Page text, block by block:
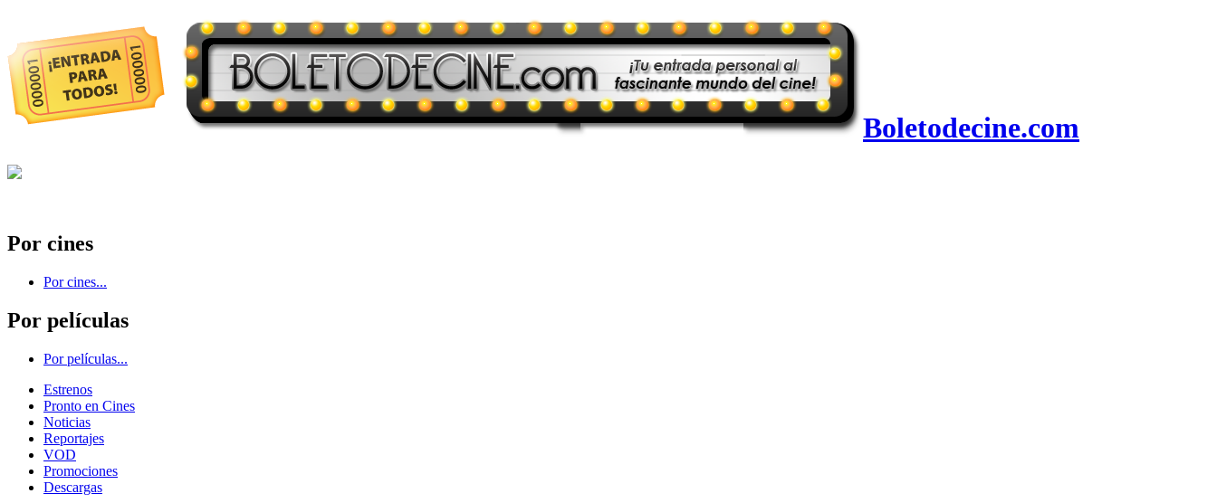
Boletodecine.com
Por cines
Por cines...
Por películas
Por películas...
Estrenos
Pronto en Cines
Noticias
Reportajes
VOD
Promociones
Descargas